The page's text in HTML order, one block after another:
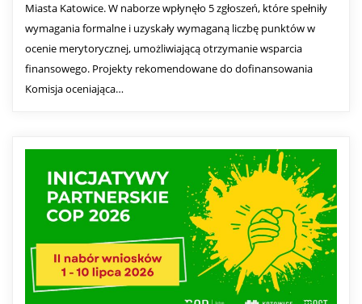
Miasta Katowice. W naborze wpłynęło 5 zgłoszeń, które spełniły
wymagania formalne i uzyskały wymaganą liczbę punktów w
ocenie merytorycznej, umożliwiającą otrzymanie wsparcia
finansowego. Projekty rekomendowane do dofinansowania
Komisja oceniająca…